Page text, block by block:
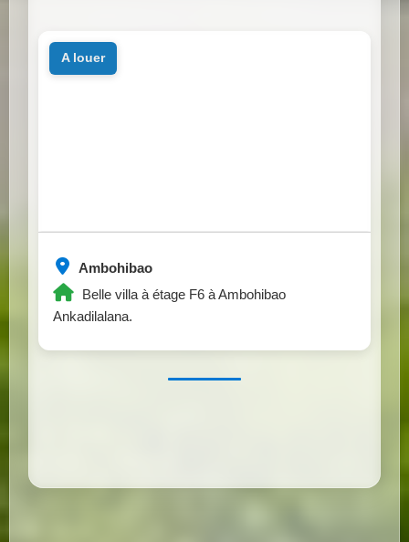
Ambohibao
Belle villa à étage F6 à Ambohibao
Ankadilalana.
a louer